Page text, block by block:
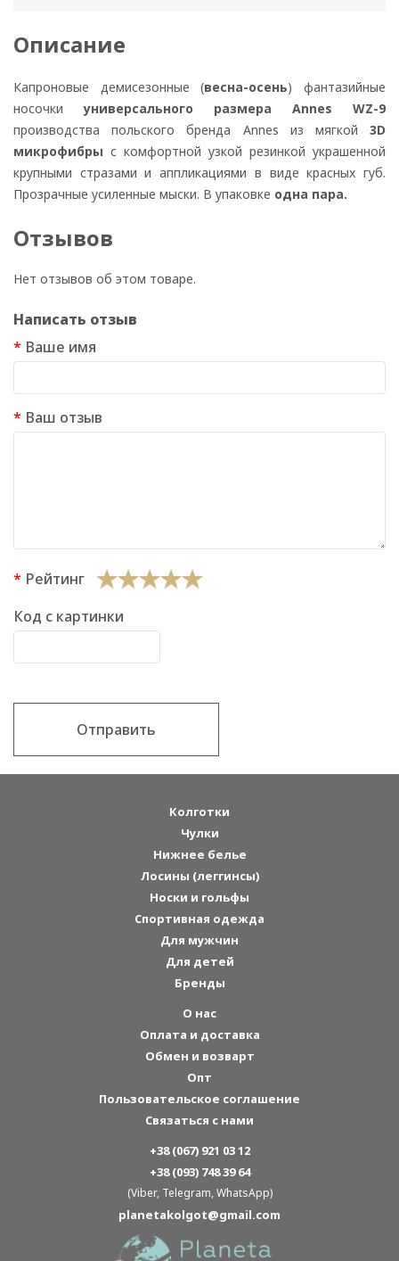
Описание
Капроновые демисезонные (весна-осень) фантазийные
носочкиуниверсального размера Annes WZ-9
производства польского бренда Annes из мягкой 3D
микрофибры с комфортной узкой резинкой украшенной
крупными стразами и аппликациями в виде красных губ.
Прозрачные усиленные мыски. В упаковке одна пара.
Отзывов
Нет отзывов об этом товаре.
Написать отзыв
Ваше имя
Ваш отзыв
Рейтинг
Код с картинки
Отправить
Колготки
Чулки
Нижнее белье
Лосины (леггинсы)
Носки и гольфы
Спортивная одежда
Для мужчин
Для детей
Бренды
О нас
Оплата и доставка
Обмен и возварт
Опт
Пользовательское соглашение
Связаться с нами
+38 (067) 921 03 12
+38 (093) 748 39 64
(Viber, Telegram, WhatsApp)
planetakolgot@gmail.com